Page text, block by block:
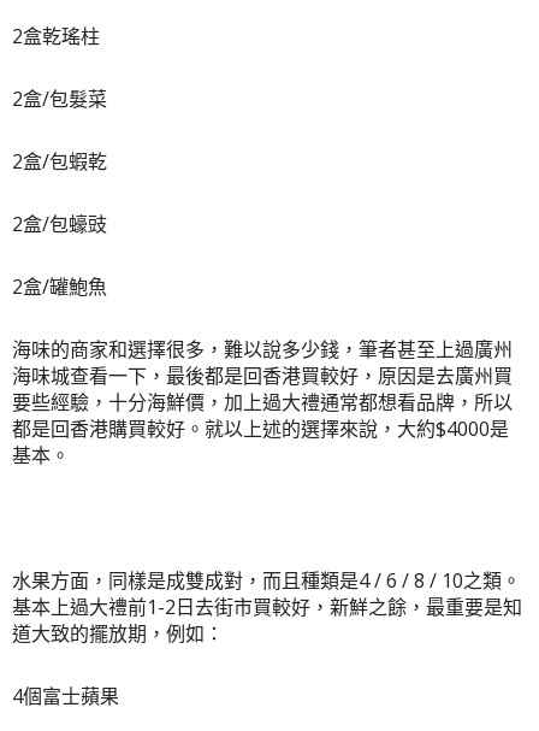
2盒乾瑤柱
2盒/包髮菜
2盒/包蝦乾
2盒/包蠔豉
2盒/罐鮑魚
海味的商家和選擇很多，難以說多少錢，筆者甚至上過廣州
海味城查看一下，最後都是回香港買較好，原因是去廣州買
要些經驗，十分海鮮價，加上過大禮通常都想看品牌，所以
都是回香港購買較好。就以上述的選擇來說，大約$4000是
基本。
水果方面，同樣是成雙成對，而且種類是4 / 6 / 8 / 10之類。
基本上過大禮前1-2日去街市買較好，新鮮之餘，最重要是知
道大致的擺放期，例如：
4個富士蘋果